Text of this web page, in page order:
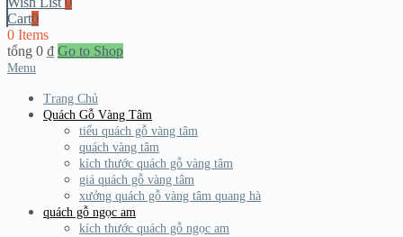
Cart0
0 Items
tổng 0 ₫ Go to Shop
Menu
Trang Chủ
Quách Gỗ Vàng Tâm
tiểu quách gỗ vàng tâm
quách vàng tâm
kích thước quách gỗ vàng tâm
giá quách gỗ vàng tâm
xưởng quách gỗ vàng tâm quang hà
quách gỗ ngọc am
kích thước quách gỗ ngọc am